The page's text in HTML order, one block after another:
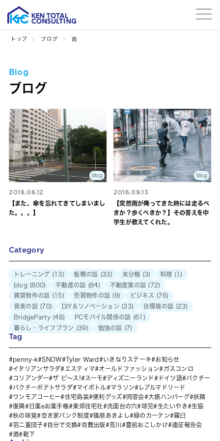
トップ ブログ 雨
Blog
ブログ
blog
2018.06.12
【また、傘を忘れてきてしまいまし
た。。。】
blog
2016.09.13
【突然雨が降ってきた時には走るべ
きか？歩くべきか？】その答えを中
学生が教えてくれた。
Category
トレーニング (13) 板橋の話 (33) 未分類 (3) 料理 (1)
blog (800) 不動産の話 (84) 不動産業の話 (72)
賃貸物件の話 (15) 売買物件の話 (9) ビジネス (76)
音楽の話(70) DIY＆リノベーション (33) 住環境の話 (23)
BridgeParty(48) PCモバイル関係の話 (61)
暮らし・ライフプラン (39) 勉強の話 (7)
Tag
penny-k SNOW Tyler Ward いきなりステーキ
お知らせ
イタリアンサラダ
エスティマ オールドファッション
ガスコンロ
コリアンダー
ザ ピ〜ス! スーモ ディズニーランド ドイツ語
パクチー
パクチーポテトサラダ
マイボトル マラソン
レアルマドリード
ワンモアコーヒー
住宅偽装 便利グッズ 同窓会 大俵ハンバーグ
妖精
復興
日薬eお薬手帳 東郊住宅社 洗面台の穴 球児 生たいやき
生協
秋の味覚
空き家バンク制度 篠原あきよし 緑のカーテン
羅臼
羽二重団子
自分で交換 自費出版 荒川 豊前おこしかけ
遠征報告会
酒
靴下